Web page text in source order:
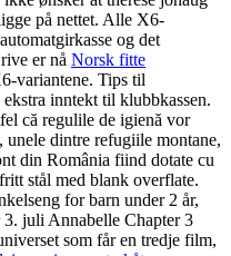
på nettet. Alle X6-
og det
er nå Norsk fitte
variantene. Tips til
inntekt til klubbkassen.
că regulile de igienă vor
unele dintre refugiile montane,
din România fiind dotate cu
stål med blank overflate.
for barn under 2 år,
juli Annabelle Chapter 3
som får en tredje film,